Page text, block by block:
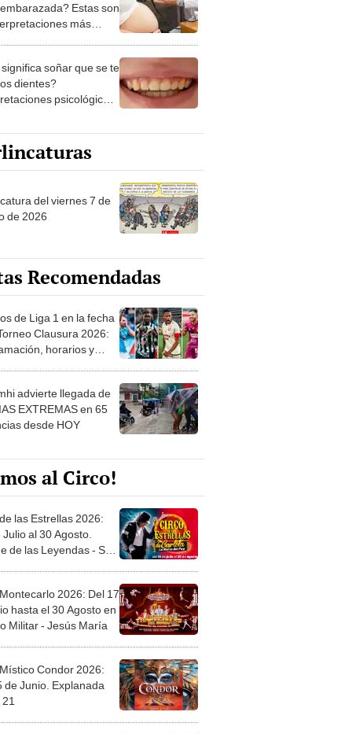
Estas son
más
soñar que se te
dientes?
psicológicas
del viernes 7 de
de 2026
Recomendadas
de Liga 1 en la fecha
Clausura 2026:
horarios y
advierte llegada de
EXTREMAS en 65
desde HOY
al Circo!
las Estrellas 2026:
Julio al 30 Agosto.
de las Leyendas - San
2026: Del 17
hasta el 30 Agosto en
Militar - Jesús María
Condor 2026:
de Junio. Explanada